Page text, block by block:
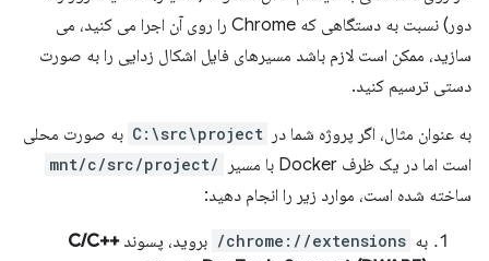
دور) نسبت به دستگاهی که Chrome را روی آن اجرا می کنید، می
سازید، ممکن است لازم باشد مسیرهای فایل اشکال زدایی را به صورت
دستی ترسیم کنید.
به عنوان مثال، اگر پروژه شما در C:\src\project به صورت محلی
است اما در یک ظرف Docker با مسیر
/mnt/c/src/project
ساخته شده است، موارد زیر را انجام دهید:
به chrome://extensions/ بروید، پسوندC/C++